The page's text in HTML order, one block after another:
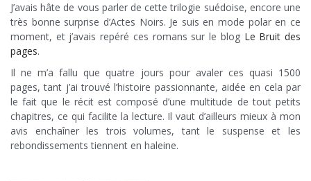
J’avais hâte de vous parler de cette trilogie suédoise, encore une
très bonne surprise d’Actes Noirs. Je suis en mode polar en ce
moment, et j’avais repéré ces romans sur le blog Le Bruit des
pages.
Il ne m’a fallu que quatre jours pour avaler ces quasi 1500
pages, tant j’ai trouvé l’histoire passionnante, aidée en cela par
le fait que le récit est composé d’une multitude de tout petits
chapitres, ce qui facilite la lecture. Il vaut d’ailleurs mieux à mon
avis enchaîner les trois volumes, tant le suspense et les
rebondissements tiennent en haleine.